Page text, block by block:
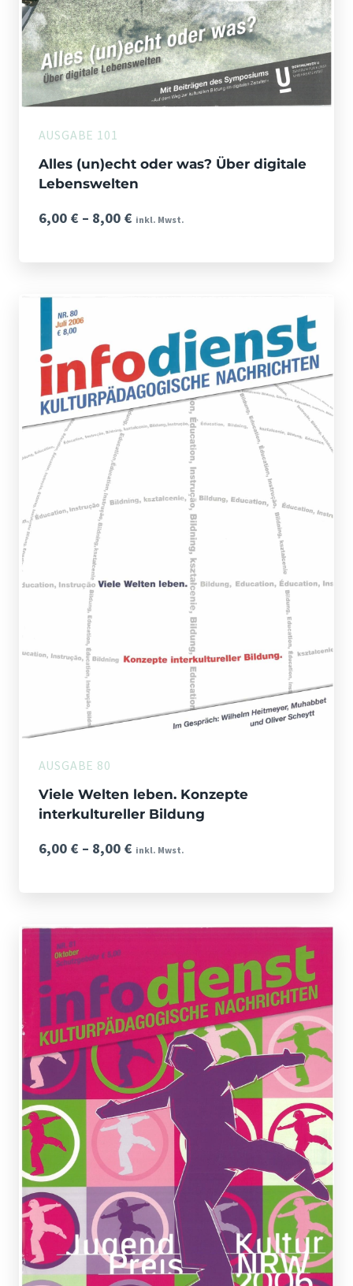
Alles (un)echt oder was? Über digitale
Lebenswelten
6,00 € – 8,00 €Preisspanne:
inkl. Mwst.
AUSGABE 101
Viele Welten leben. Konzepte
interkultureller Bildung
6,00 € – 8,00 €Preisspanne:
inkl. Mwst.
AUSGABE 80